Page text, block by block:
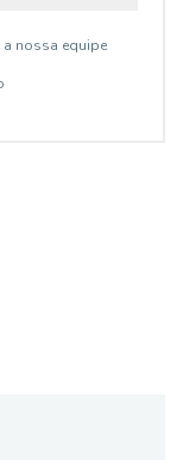
nossa equipe